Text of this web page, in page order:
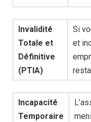
Invalidité
Totale et
Définitive
(PTIA)
Si
et
Incapacité
Temporaire